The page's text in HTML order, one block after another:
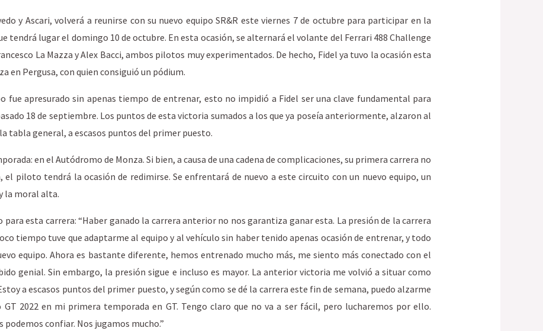
y Ascari, volverá a reunirse con su nuevo equipo SR&R este viernes 7 de octubre para participar en la
tendrá lugar el domingo 10 de octubre. En esta ocasión, se alternará el volante del Ferrari 488 Challenge
La Mazza y Alex Bacci, ambos pilotos muy experimentados. De hecho, Fidel ya tuvo la ocasión esta
en Pergusa, con quien consiguió un pódium.
fue apresurado sin apenas tiempo de entrenar, esto no impidió a Fidel ser una clave fundamental para
18 de septiembre. Los puntos de esta victoria sumados a los que ya poseía anteriormente, alzaron al
tabla general, a escasos puntos del primer puesto.
en el Autódromo de Monza. Si bien, a causa de una cadena de complicaciones, su primera carrera no
el piloto tendrá la ocasión de redimirse. Se enfrentará de nuevo a este circuito con un nuevo equipo, un
la moral alta.
para esta carrera: “Haber ganado la carrera anterior no nos garantiza ganar esta. La presión de la carrera
tiempo tuve que adaptarme al equipo y al vehículo sin haber tenido apenas ocasión de entrenar, y todo
equipo. Ahora es bastante diferente, hemos entrenado mucho más, me siento más conectado con el
genial. Sin embargo, la presión sigue e incluso es mayor. La anterior victoria me volvió a situar como
a escasos puntos del primer puesto, y según como se dé la carrera este fin de semana, puedo alzarme
2022 en mi primera temporada en GT. Tengo claro que no va a ser fácil, pero lucharemos por ello.
confiar. Nos jugamos mucho.”